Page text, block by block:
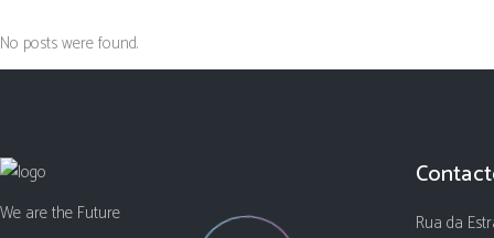
No posts were found.
We are the Future
Rua da